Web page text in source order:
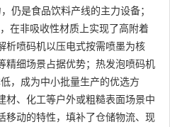
仍是食品饮料产线的主力设备；
在非吸收性材质上实现了高附着
析喷码机以压电式按需喷墨为核
精细场景占据优势；热发泡喷码机
，成为中小批量生产的优选方
材、化工等户外或粗糙表面场景中
移动的特性，填补了仓储物流、现